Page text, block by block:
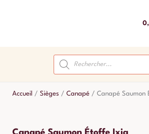
Recherche
de
produits
Accueil / Sièges / Canapé / Canapé Saumon